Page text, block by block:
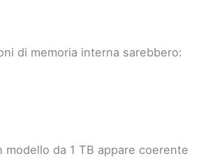
di memoria interna sarebbero:
modello da 1 TB appare coerente